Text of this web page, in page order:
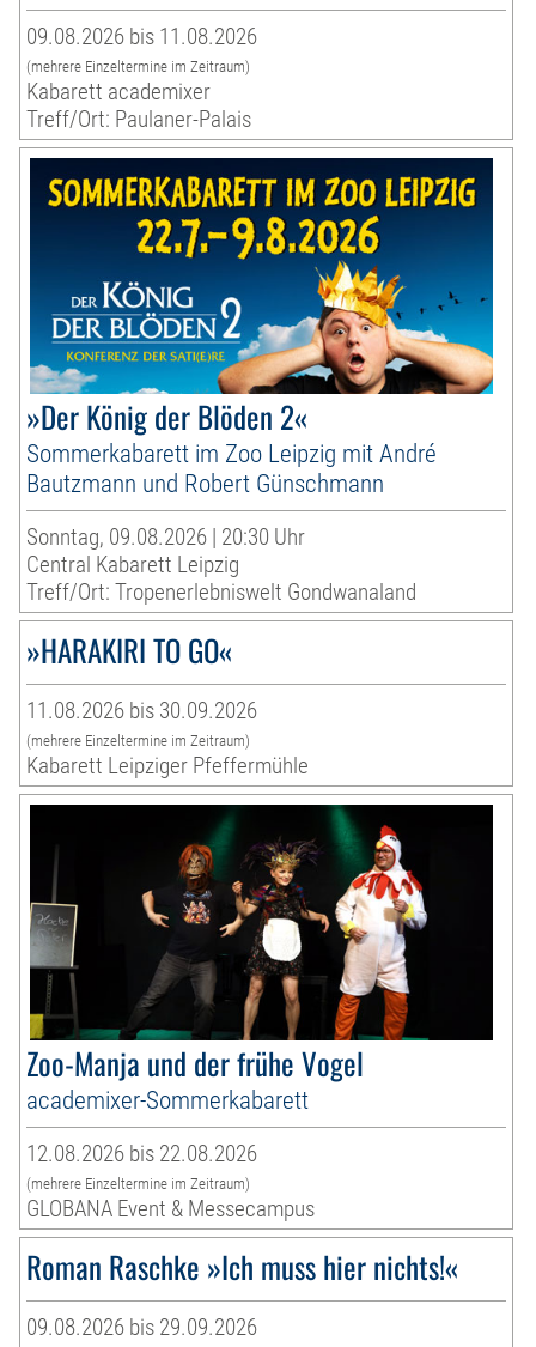
09.08.2026 bis 11.08.2026
(mehrere Einzeltermine im Zeitraum)
Kabarett academixer
Treff/Ort: Paulaner-Palais
»Der König der Blöden 2«
Sommerkabarett im Zoo Leipzig mit André
Bautzmann und Robert Günschmann
Sonntag, 09.08.2026 | 20:30 Uhr
Central Kabarett Leipzig
Treff/Ort: Tropenerlebniswelt Gondwanaland
»HARAKIRI TO GO«
11.08.2026 bis 30.09.2026
(mehrere Einzeltermine im Zeitraum)
Kabarett Leipziger Pfeffermühle
Zoo-Manja und der frühe Vogel
academixer-Sommerkabarett
12.08.2026 bis 22.08.2026
(mehrere Einzeltermine im Zeitraum)
GLOBANA Event & Messecampus
Roman Raschke »Ich muss hier nichts!«
09.08.2026 bis 29.09.2026